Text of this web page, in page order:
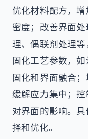
优化材料配方，
密度；改善界面
理、偶联剂处理
固化工艺参数，
固化和界面融合
缓解应力集中；
对界面的影响。
择和优化。